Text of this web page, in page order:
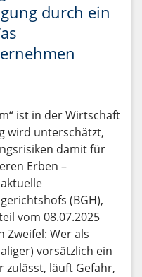
durch ein
ist in der Wirtschaft
wird unterschätzt,
damit für
Erben –
(BGH),
vom 08.07.2025
Zweifel: Wer als
vorsätzlich ein
zulässt, läuft Gefahr,